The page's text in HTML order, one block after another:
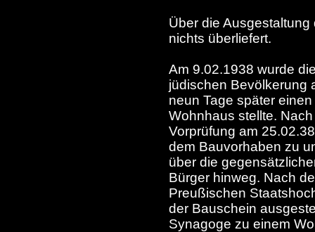
Über die
nichts überliefert.
Am 9.02.1938 wurde
jüdischen Bevölkerung
neun Tage später
Wohnhaus stellte.
Vorprüfung am
dem Bauvorhaben zu
über die
Bürger hinweg. Nach
Preußischen
der Bauschein
Synagoge zu einem